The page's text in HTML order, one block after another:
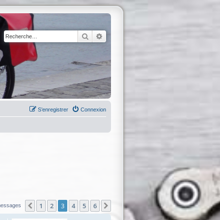
Rechercher
Connexion
S’enregistrer
Précédente
1 2 3 4 5 6 Suivante